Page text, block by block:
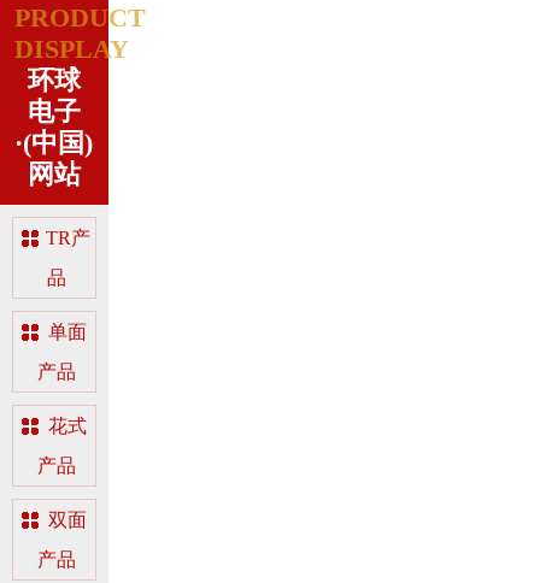
PRODUCT
DISPLAY
环球
电子
·(中国)
网站
TR产
品
单面
产品
花式
产品
双面
产品